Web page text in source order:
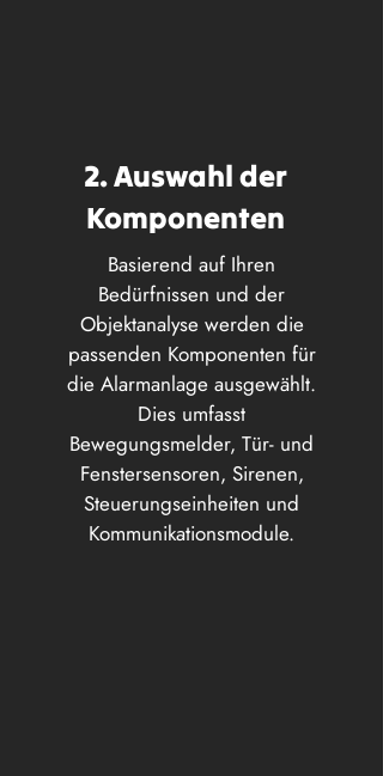
2. Auswahl der
Komponenten
Basierend auf Ihren
Bedürfnissen und der
Objektanalyse werden die
passenden Komponenten für
die Alarmanlage ausgewählt.
Dies umfasst
Bewegungsmelder, Tür- und
Fenstersensoren, Sirenen,
Steuerungseinheiten und
Kommunikationsmodule.